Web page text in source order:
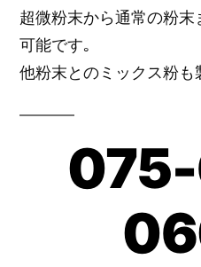
超微粉末から通常の粉
可能です｡
他粉末とのミックス粉も